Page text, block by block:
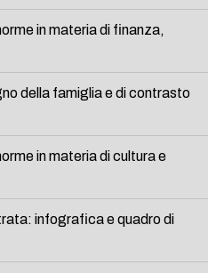
in materia di finanza,
della famiglia e di contrasto
in materia di cultura e
infografica e quadro di